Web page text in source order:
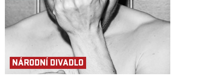
NÁRODNÍ DIVADLO